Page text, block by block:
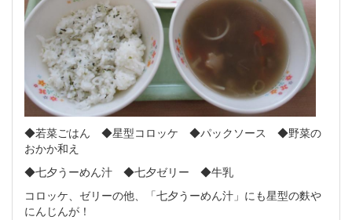
◆若菜ごはん ◆星型コロッケ ◆パックソース ◆野菜の
おかか和え
◆七夕うーめん汁 ◆七夕ゼリー ◆牛乳
コロッケ、ゼリーの他、「七夕うーめん汁」にも星型の麩や
にんじんが！